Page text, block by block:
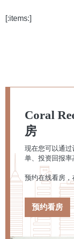
[:items:]
Coral
房
现在您可以通
单、投资回报率
预约在线看房
预约看房